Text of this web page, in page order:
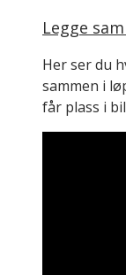
Legge
Her ser du
sammen i
får plass i